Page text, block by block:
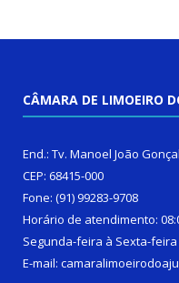
CÂMARA DE LIMOEIRO
End.: Tv. Manoel João
CEP: 68415-000
Fone: (91) 99283-9708
Horário de atendimento:
Segunda-feira à Sexta-feira
E-mail: